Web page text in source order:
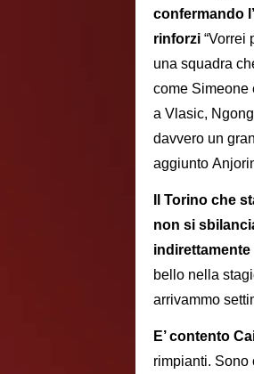
confermando
rinforzi “Vorrei
una squadra
come Simeone
a Vlasic,
davvero un
aggiunto
Il Torino che
non si
indirettamente
bello nella
arrivammo
E’ contento
rimpianti. Sono